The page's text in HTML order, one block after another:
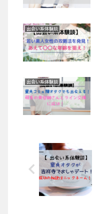
出会い系体験談
出会い系体験談